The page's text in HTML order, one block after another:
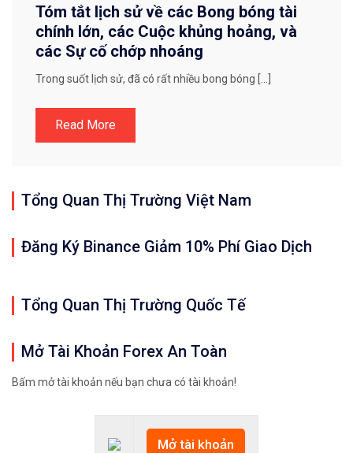
Tóm tắt lịch sử về các Bong bóng tài
chính lớn, các Cuộc khủng hoảng, và
các Sự cố chớp nhoáng
Trong suốt lịch sử, đã có rất nhiều bong bóng […]
Read More
Tổng Quan Thị Trường Việt Nam
Đăng Ký Binance Giảm 10% Phí Giao Dịch
Tổng Quan Thị Trường Quốc Tế
Mở Tài Khoản Forex An Toàn
Bấm mở tài khoản nếu bạn chưa có tài khoản!
Mở tài khoản